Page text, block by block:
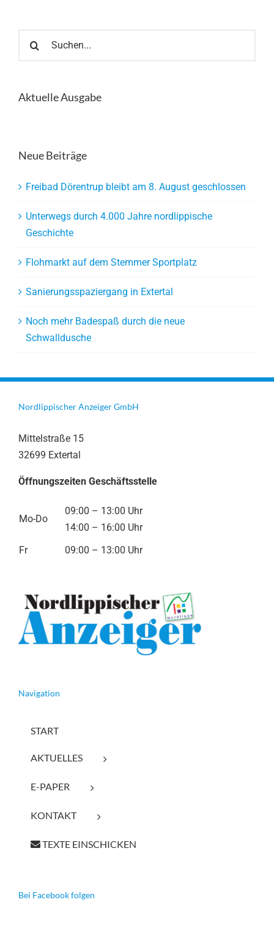
nach:
Aktuelle Ausgabe
Neue Beiträge
Freibad Dörentrup bleibt am 8. August geschlossen
Unterwegs durch 4.000 Jahre nordlippische
Geschichte
Flohmarkt auf dem Stemmer Sportplatz
Sanierungsspaziergang in Extertal
Noch mehr Badespaß durch die neue
Schwalldusche
Nordlippischer Anzeiger GmbH
Mittelstraße 15
32699 Extertal
Öffnungszeiten Geschäftsstelle
Mo-Do
09:00 – 13:00 Uhr
14:00 – 16:00 Uhr
Fr
09:00 – 13:00 Uhr
Navigation
START
AKTUELLES
E-PAPER
KONTAKT
TEXTE EINSCHICKEN
Bei Facebook folgen